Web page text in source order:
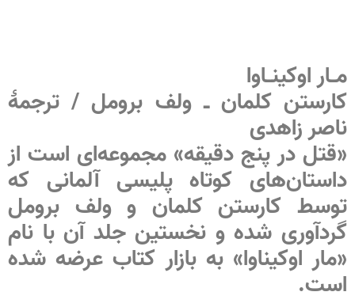
مـار اوکینـاوا
کارستن کلمان ـ ولف برومل / ترجمۀ
ناصر زاهدی
«قتل در پنج دقیقه» مجموعه‌ای است از
داستان‌های کوتاه پلیسی آلمانی که
توسط کارستن کلمان و ولف برومل
گردآوری شده و نخستین جلد آن با نام
«مار اوکیناوا» به بازار کتاب عرضه شده
است.